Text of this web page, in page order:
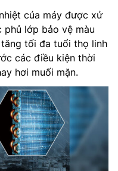
của máy được xử
lớp bảo vệ màu
tăng tối đa tuổi thọ linh
các điều kiện thời
hơi muối mặn.